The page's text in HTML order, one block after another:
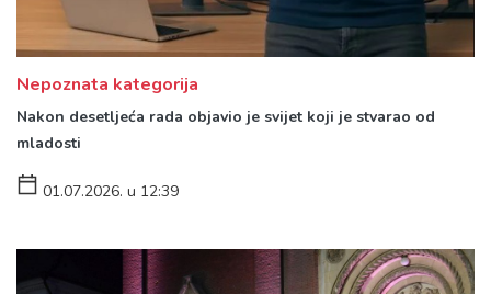
Nepoznata kategorija
Nakon desetljeća rada objavio je svijet koji je stvarao od
mladosti
01.07.2026. u 12:39